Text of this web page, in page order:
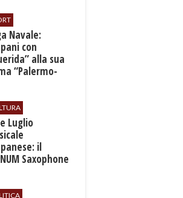
Navale:
con
alla sua
“Palermo-
Luglio
il
Saxophone